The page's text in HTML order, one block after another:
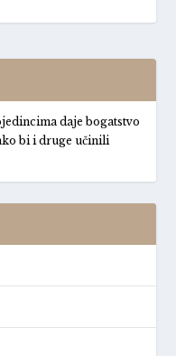
daje bogatstvo
bi i druge učinili